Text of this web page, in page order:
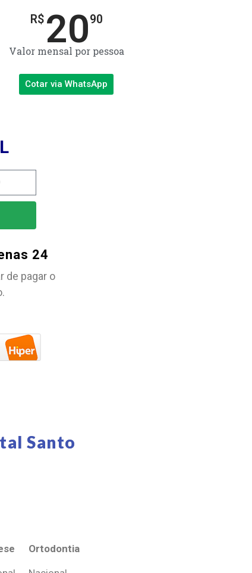
R$ 2090
Valor mensal por pessoa
Cotar via WhatsApp
24
de pagar o
Santo
Ortodontia
Ortodontia